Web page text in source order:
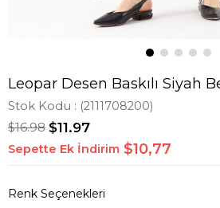
Leopar Desen Baskılı Siyah
Stok Kodu (2111708200)
$16.98 $11.97
Sepette Ek İndirim $10,77